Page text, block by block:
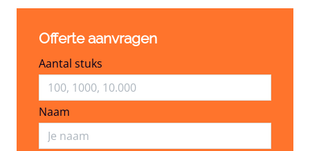
Offerte aanvragen
Aantal stuks
Naam